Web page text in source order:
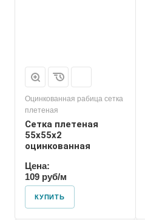
Оцинкованная рабица сетка
плетеная
Сетка плетеная
55х55х2
оцинкованная
Цена:
109 руб/м
КУПИТЬ